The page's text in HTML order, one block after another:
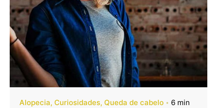
Alopecia Curiosidades Queda de cabelo
6 min